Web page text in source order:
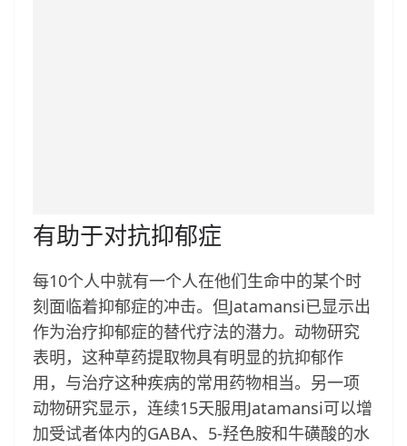
有助于对抗抑郁症
每10个人中就有一个人在他们生命中的某个时
刻面临着抑郁症的冲击。但Jatamansi已显示出
作为治疗抑郁症的替代疗法的潜力。动物研究
表明，这种草药提取物具有明显的抗抑郁作
用，与治疗这种疾病的常用药物相当。另一项
动物研究显示，连续15天服用Jatamansi可以增
加受试者体内的GABA、5-羟色胺和牛磺酸的水